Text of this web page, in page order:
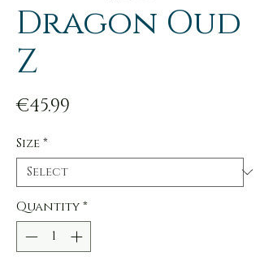
Dragon Oud
Z
€45.99
Size*
Quantity*